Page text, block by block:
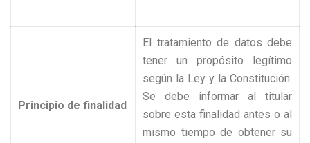
Principio de finalidad
El tratamiento de datos debe
tener un propósito legítimo
según la Ley y la Constitución.
Se debe informar al titular
sobre esta finalidad antes o al
mismo tiempo de obtener su